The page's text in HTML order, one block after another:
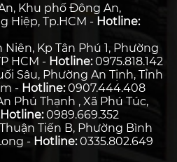
Khu phố Đông An,
Hiệp, Tp.HCM - Hotline:
Kp Tân Phú 1, Phường
HCM - Hotline:0975.818.142
Sâu, Phường An Tịnh, Tỉnh
- Hotline:0907.444.408
Phú Thạnh , Xã Phú Túc,
Hotline:0989.669.352
Tiến B, Phường Bình
- Hotline:0335.802.649